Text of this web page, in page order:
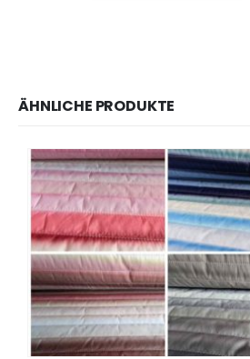
ÄHNLICHE PRODUKTE